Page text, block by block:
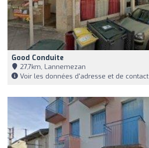
Good Conduite
27,7km, Lannemezan
Voir les données d'adresse et de contact